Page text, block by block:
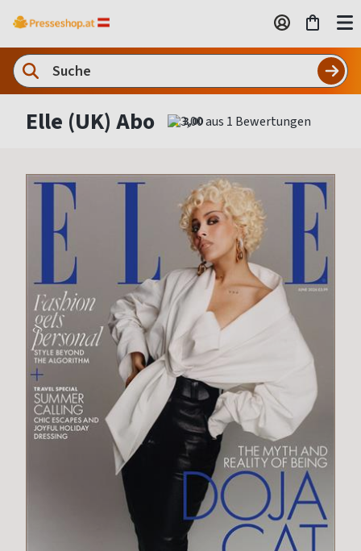
Elle (UK) Abo 3,00